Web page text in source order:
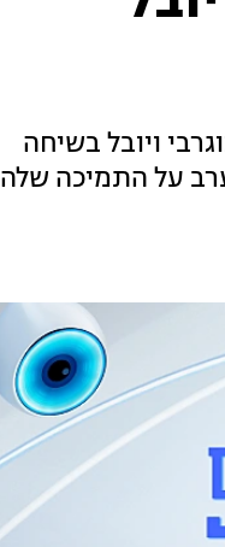
ויובל בשיחה
על התמיכה שלה